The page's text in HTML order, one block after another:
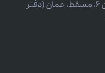
ال موج 335، خیابان 6، مسقط، عمان (دفتر